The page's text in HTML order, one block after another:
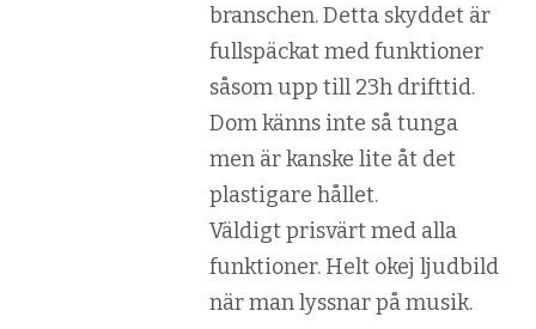
branschen. Detta skyddet är
fullspäckat med funktioner
såsom upp till 23h drifttid.
Dom känns inte så tunga
men är kanske lite åt det
plastigare hållet.
Väldigt prisvärt med alla
funktioner. Helt okej ljudbild
när man lyssnar på musik.